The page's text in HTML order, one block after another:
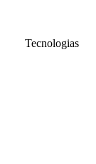
Tecnologias